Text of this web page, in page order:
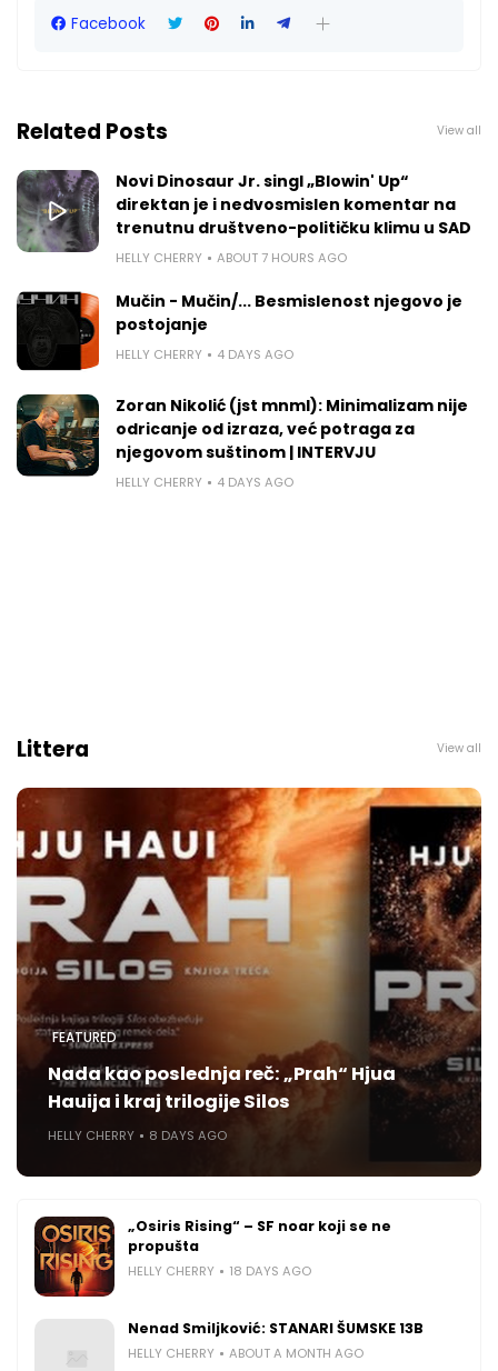
Facebook
Related Posts View all
Novi Dinosaur Jr. singl „Blowin' Up“
direktan je i nedvosmislen komentar na
trenutnu društveno-političku klimu u SAD
HELLY CHERRY ABOUT 7 HOURS AGO
Mučin - Mučin/... Besmislenost njegovo je
postojanje
HELLY CHERRY 4 DAYS AGO
Zoran Nikolić (jst mnml): Minimalizam nije
odricanje od izraza, već potraga za
njegovom suštinom | INTERVJU
HELLY CHERRY 4 DAYS AGO
Littera View all
FEATURED
Nada kao poslednja reč: „Prah“ Hjua
Hauija i kraj trilogije Silos
HELLY CHERRY 8 DAYS AGO
„Osiris Rising“ – SF noar koji se ne
propušta
HELLY CHERRY 18 DAYS AGO
Nenad Smiljković: STANARI ŠUMSKE 13B
HELLY CHERRY ABOUT A MONTH AGO